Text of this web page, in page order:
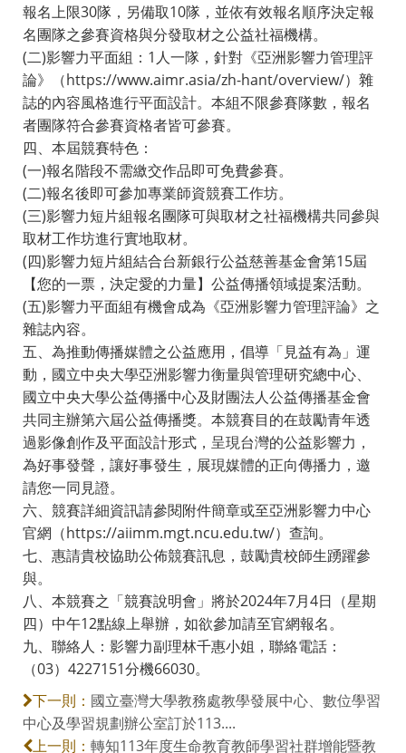
報名上限30隊，另備取10隊，並依有效報名順序決定報
名團隊之參賽資格與分發取材之公益社福機構。
(二)影響力平面組：1人一隊，針對《亞洲影響力管理評
論》（https://www.aimr.asia/zh-hant/overview/）雜
誌的內容風格進行平面設計。本組不限參賽隊數，報名
者團隊符合參賽資格者皆可參賽。
四、本屆競賽特色：
(一)報名階段不需繳交作品即可免費參賽。
(二)報名後即可參加專業師資競賽工作坊。
(三)影響力短片組報名團隊可與取材之社福機構共同參與
取材工作坊進行實地取材。
(四)影響力短片組結合台新銀行公益慈善基金會第15屆
【您的一票，決定愛的力量】公益傳播領域提案活動。
(五)影響力平面組有機會成為《亞洲影響力管理評論》之
雜誌內容。
五、為推動傳播媒體之公益應用，倡導「見益有為」運
動，國立中央大學亞洲影響力衡量與管理研究總中心、
國立中央大學公益傳播中心及財團法人公益傳播基金會
共同主辦第六屆公益傳播獎。本競賽目的在鼓勵青年透
過影像創作及平面設計形式，呈現台灣的公益影響力，
為好事發聲，讓好事發生，展現媒體的正向傳播力，邀
請您一同見證。
六、競賽詳細資訊請參閱附件簡章或至亞洲影響力中心
官網（https://aiimm.mgt.ncu.edu.tw/）查詢。
七、惠請貴校協助公佈競賽訊息，鼓勵貴校師生踴躍參
與。
八、本競賽之「競賽說明會」將於2024年7月4日（星期
四）中午12點線上舉辦，如欲參加請至官網報名。
九、聯絡人：影響力副理林千惠小姐，聯絡電話：
（03）4227151分機66030。
下一則： 國立臺灣大學教務處教學發展中心、數位學習
中心及學習規劃辦公室訂於113....
上一則： 轉知113年度生命教育教師學習社群增能暨教